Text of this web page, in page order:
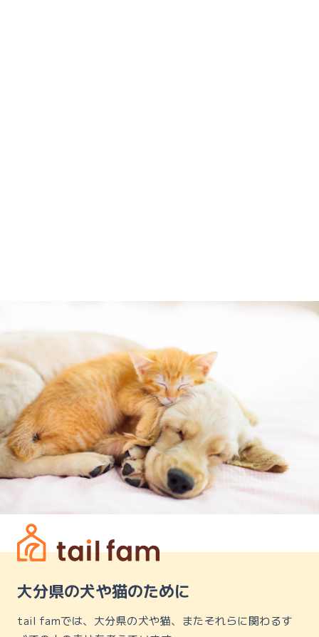
大分県の犬や猫のために
tail famでは、大分県の犬や猫、またそれらに関わるす